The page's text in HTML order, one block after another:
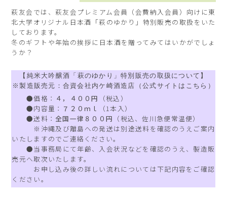
萩友会では、萩友会プレミアム会員（会費納入会員）向けに東
北大学オリジナル日本酒「萩のゆかり」特別販売の取扱をいた
しております。
冬のギフトや年始の挨拶に日本酒を贈ってみてはいかがでしょ
うか？
【純米大吟醸酒「萩のゆかり」特別販売の取扱について】
※製造販売元：合資会社内ケ崎酒造店（公式サイトは こちら ）
●価格： ４，４００円
（税込）
●内容量： ７２０ｍｌ
（1本入）
●送料： 全国一律８００円 （税込、佐川急便常温便）
※沖縄及び離島への発送は別途送料を確認のうえご案内
いたしますのでご連絡ください。
●当事務局にて年齢、入会状況などを確認のうえ、製造販
売元へ取次いたします。
お申し込み後の詳しい流れについては下記内容をご確認
ください。